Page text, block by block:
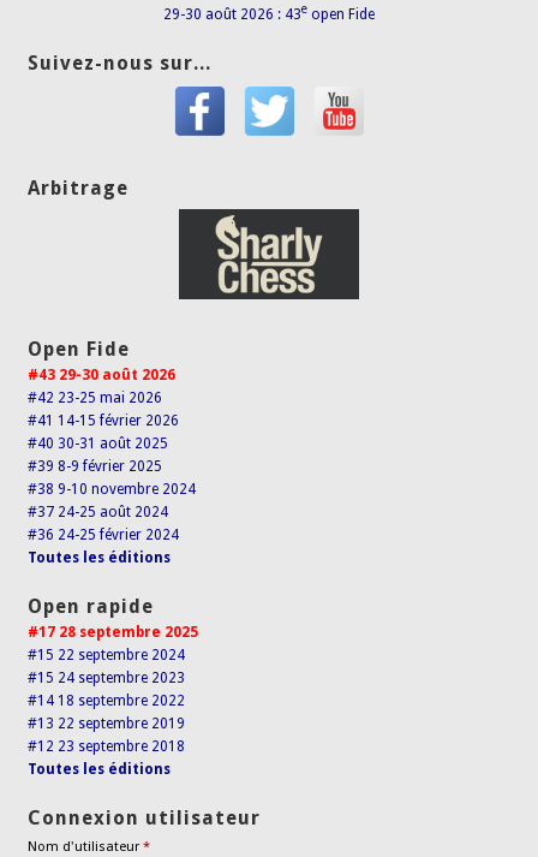
29-30 août 2026 : 43e open Fide
Suivez-nous sur...
Arbitrage
Open Fide
#43 29-30 août 2026
#42 23-25 mai 2026
#41 14-15 février 2026
#40 30-31 août 2025
#39 8-9 février 2025
#38 9-10 novembre 2024
#37 24-25 août 2024
#36 24-25 février 2024
Toutes les éditions
Open rapide
#17 28 septembre 2025
#15 22 septembre 2024
#15 24 septembre 2023
#14 18 septembre 2022
#13 22 septembre 2019
#12 23 septembre 2018
Toutes les éditions
Connexion utilisateur
Nom d'utilisateur*